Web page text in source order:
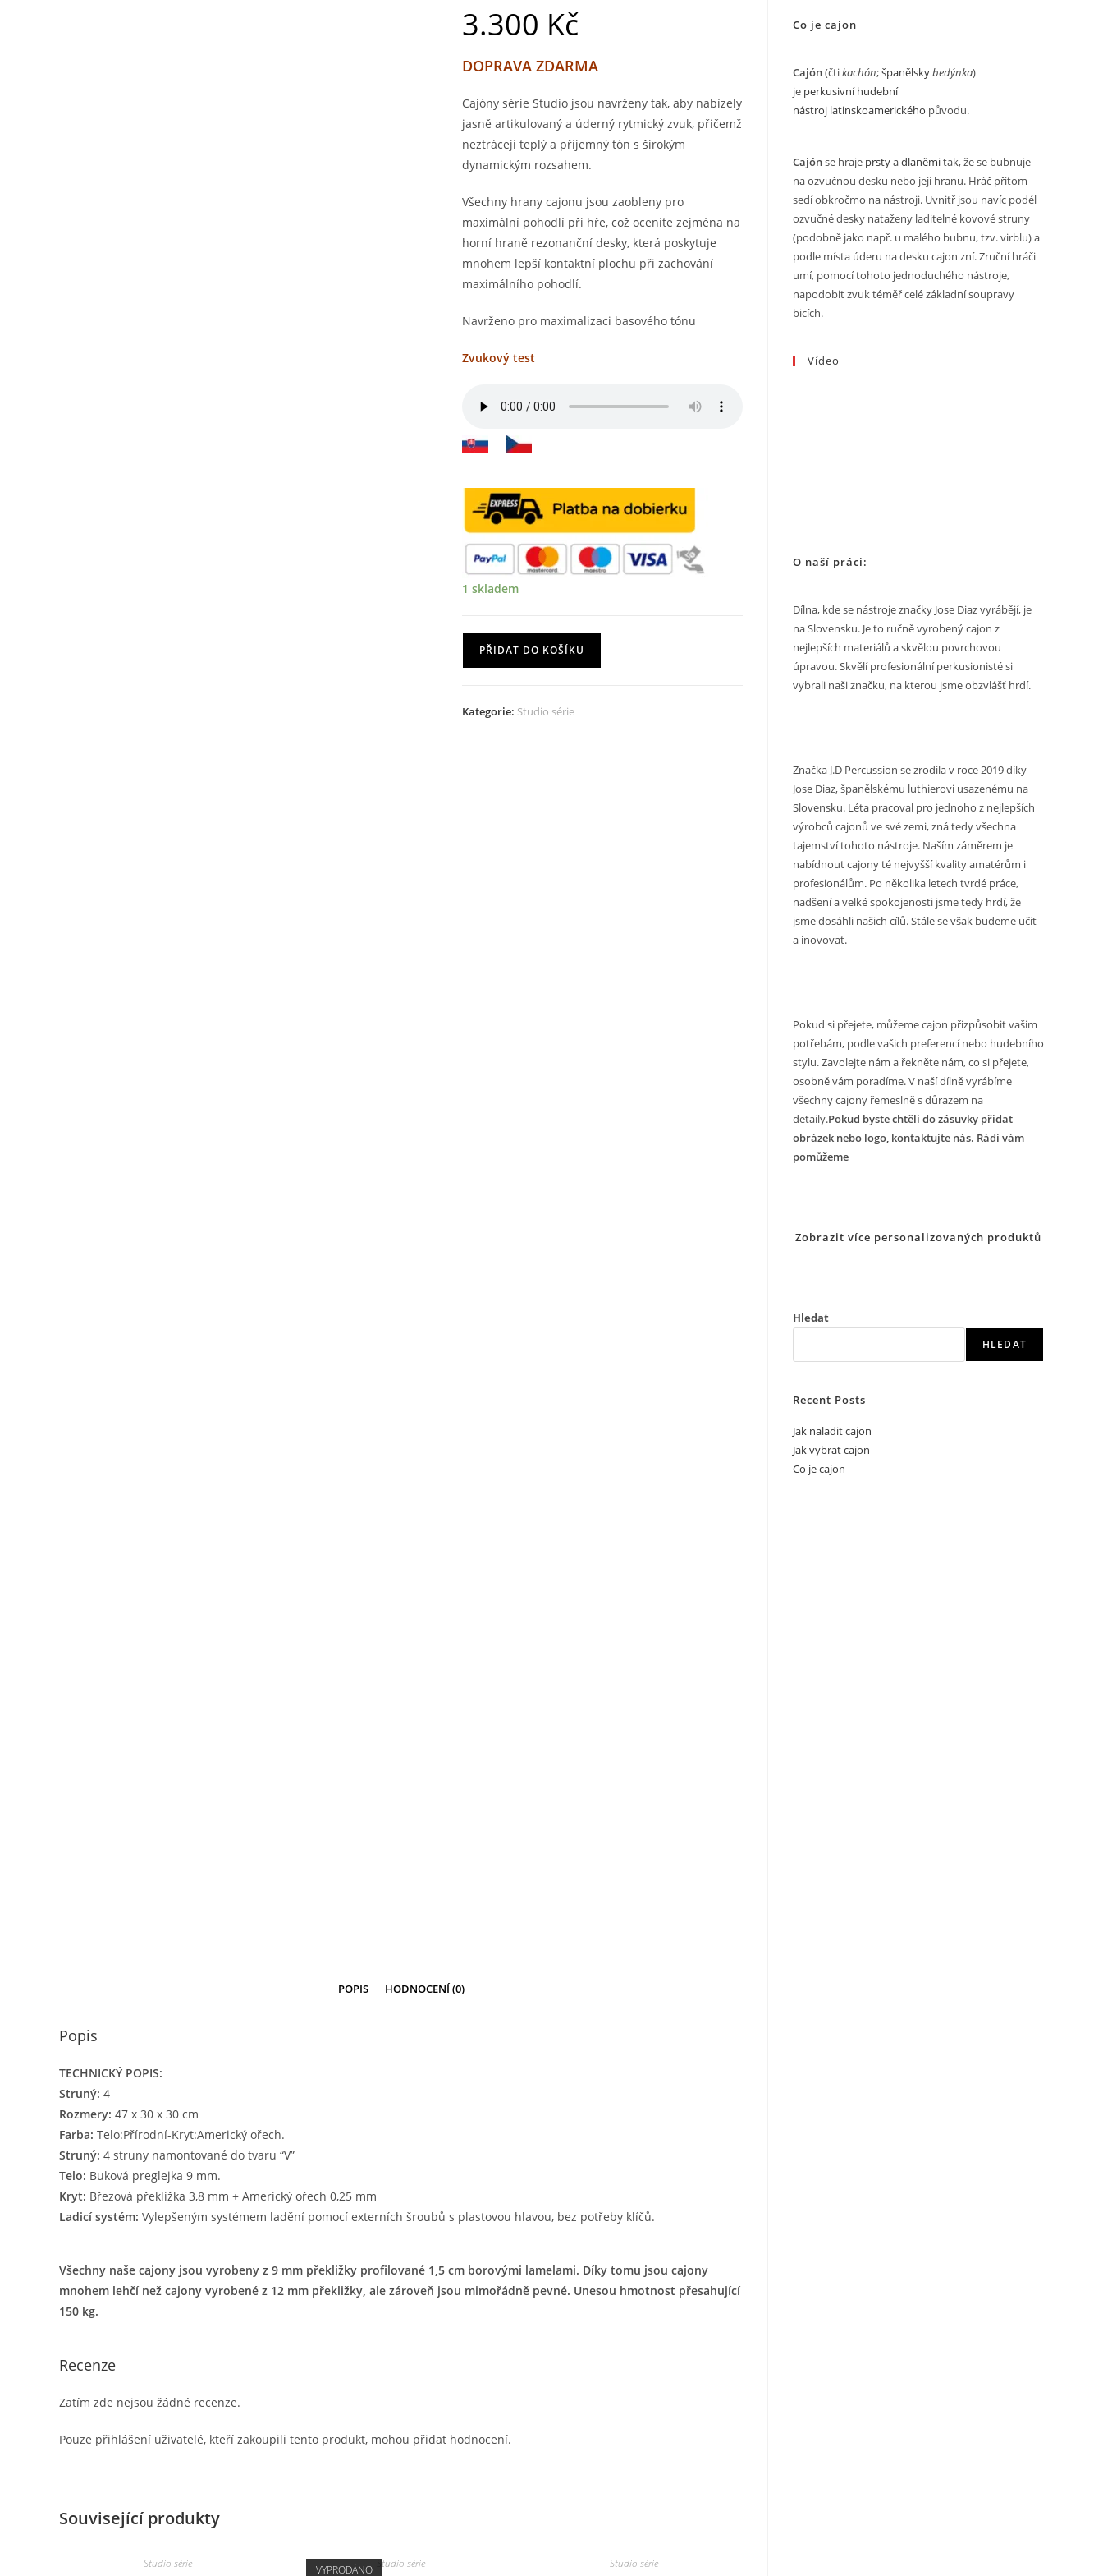
3.300 Kč
DOPRAVA ZDARMA
Cajóny série Studio jsou navrženy tak, aby nabízely
jasně artikulovaný a úderný rytmický zvuk, přičemž
neztrácejí teplý a příjemný tón s širokým
dynamickým rozsahem.
Všechny hrany cajonu jsou zaobleny pro
maximální pohodlí při hře, což oceníte zejména na
horní hraně rezonanční desky, která poskytuje
mnohem lepší kontaktní plochu při zachování
maximálního pohodlí.
Navrženo pro maximalizaci basového tónu
Zvukový test
1 skladem
Cajon
PŘIDAT DO KOŠÍKU
Kategorie: Studio série
POPIS HODNOCENÍ (0)
Popis
TECHNICKÝ POPIS:
Struný: 4
Rozmery: 47 x 30 x 30 cm
Farba: Telo:Přírodní-Kryt:Americký ořech.
Struný: 4 struny namontované do tvaru “V”
Telo: Buková preglejka 9 mm.
Kryt: Březová překližka 3,8 mm + Americký ořech 0,25 mm
Ladicí systém: Vylepšeným systémem ladění pomocí externích šroubů s plastovou hlavou, bez potřeby klíčů.
Všechny naše cajony jsou vyrobeny z 9 mm překližky profilované 1,5 cm borovými lamelami. Díky tomu jsou cajony
mnohem lehčí než cajony vyrobené z 12 mm překližky, ale zároveň jsou mimořádně pevné. Unesou hmotnost přesahující
150 kg.
Recenze
Zatím zde nejsou žádné recenze.
Pouze přihlášení uživatelé, kteří zakoupili tento produkt, mohou přidat hodnocení.
Související produkty
Studio série VYPRODÁNO Studio série Studio série
Co je cajon
Cajón(čtikachón;španělskybedýnka)
je perkusivní hudební
nástroj latinskoamerického původu.
Cajónse hraje prstyadlaněmitak, že se bubnuje
na ozvučnou desku nebo její hranu. Hráč přitom
sedí obkročmo na nástroji. Uvnitř jsou navíc podél
ozvučné desky nataženy laditelné kovové struny
(podobně jako např. u malého bubnu, tzv. virblu) a
podle místa úderu na desku cajon zní. Zruční hráči
umí, pomocí tohoto jednoduchého nástroje,
napodobit zvuk téměř celé základní soupravy
bicích.
Vídeo
O naší práci:
Dílna, kde se nástroje značky Jose Diaz vyrábějí, je
na Slovensku. Je to ručně vyrobený cajon z
nejlepších materiálů a skvělou povrchovou
úpravou. Skvělí profesionální perkusionisté si
vybrali naši značku, na kterou jsme obzvlášť hrdí.
Značka J.D Percussion se zrodila v roce 2019 díky
Jose Diaz, španělskému luthierovi usazenému na
Slovensku. Léta pracoval pro jednoho z nejlepších
výrobců cajonů ve své zemi, zná tedy všechna
tajemství tohoto nástroje. Naším záměrem je
nabídnout cajony té nejvyšší kvality amatérům i
profesionálům. Po několika letech tvrdé práce,
nadšení a velké spokojenosti jsme tedy hrdí, že
jsme dosáhli našich cílů. Stále se však budeme učit
a inovovat.
Pokud si přejete, můžeme cajon přizpůsobit vašim
potřebám, podle vašich preferencí nebo hudebního
stylu. Zavolejte nám a řekněte nám, co si přejete,
osobně vám poradíme. V naší dílně vyrábíme
všechny cajony řemeslně s důrazem na
detaily.Pokud byste chtěli do zásuvky přidat
obrázek nebo logo, kontaktujte nás. Rádi vám
pomůžeme
Zobrazit více personalizovaných produktů
Hledat
HLEDAT
Recent Posts
Jak naladit cajon
Jak vybrat cajon
Co je cajon